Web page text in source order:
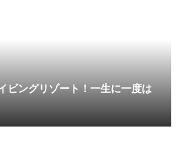
ビングリゾート！一生に一度は